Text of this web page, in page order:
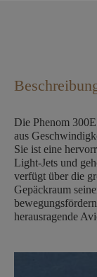
Die Phenom
aus
Sie ist eine
Light-Jets und
verfügt über die
Gepäckraum
herausragende